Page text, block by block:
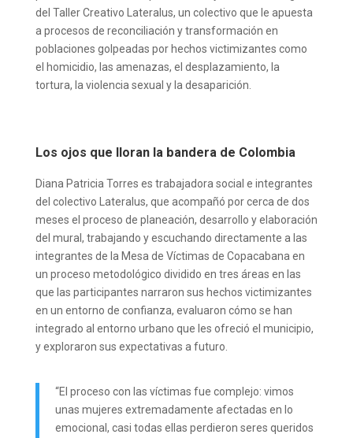
del Taller Creativo Lateralus, un colectivo que le apuesta
a procesos de reconciliación y transformación en
poblaciones golpeadas por hechos victimizantes como
el homicidio, las amenazas, el desplazamiento, la
tortura, la violencia sexual y la desaparición.
Los ojos que lloran la bandera de Colombia
Diana Patricia Torres es trabajadora social e integrantes
del colectivo Lateralus, que acompañó por cerca de dos
meses el proceso de planeación, desarrollo y elaboración
del mural, trabajando y escuchando directamente a las
integrantes de la Mesa de Víctimas de Copacabana en
un proceso metodológico dividido en tres áreas en las
que las participantes narraron sus hechos victimizantes
en un entorno de confianza, evaluaron cómo se han
integrado al entorno urbano que les ofreció el municipio,
y exploraron sus expectativas a futuro.
“El proceso con las víctimas fue complejo: vimos
unas mujeres extremadamente afectadas en lo
emocional, casi todas ellas perdieron seres queridos